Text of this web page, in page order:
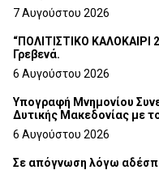
7 Αυγούστου 2026
“ΠΟΛΙΤΙΣΤΙΚΟ ΚΑΛΟΚΑΙΡΙ
Γρεβενά.
6 Αυγούστου 2026
Υπογραφή Μνημονίου
Δυτικής Μακεδονίας με
6 Αυγούστου 2026
Σε απόγνωση λόγω